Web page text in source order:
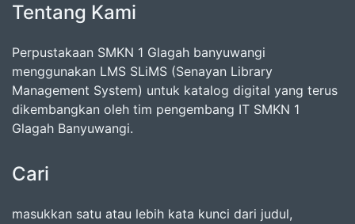
Tentang Kami
Perpustakaan SMKN 1 Glagah banyuwangi
menggunakan LMS SLiMS (Senayan Library
Management System) untuk katalog digital yang terus
dikembangkan oleh tim pengembang IT SMKN 1
Glagah Banyuwangi.
Cari
masukkan satu atau lebih kata kunci dari judul,